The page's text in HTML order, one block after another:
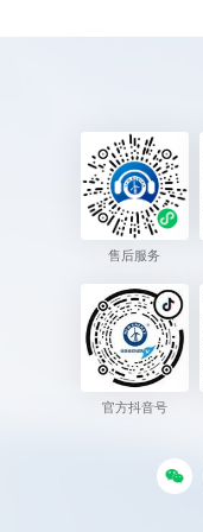
售后服务
官方抖音号